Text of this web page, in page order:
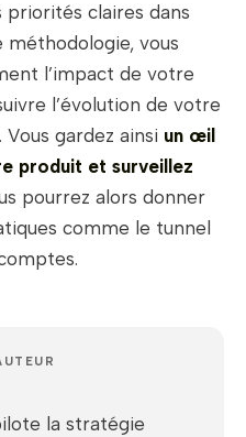
claires dans
vous
l’impact de votre
l’évolution de votre
gardez ainsi un œil
produit et surveillez
pourrez alors donner
comme le tunnel
la stratégie